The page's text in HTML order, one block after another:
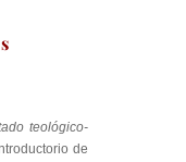
teológico-
de